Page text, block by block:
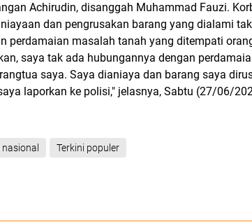
Achirudin, disanggah Muhammad Fauzi.
dan pengrusakan barang yang dialami
perdamaian masalah tanah yang ditempati
saya tak ada hubungannya dengan
saya. Saya dianiaya dan barang saya
laporkan ke polisi," jelasnya, Sabtu (27/06/
Terkini populer